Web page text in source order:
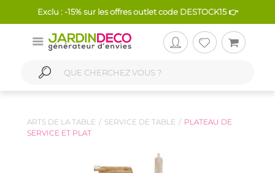
Exclu : -15% sur les offres outlet code DESTOCK15 👉
ARTS DE LA TABLE SERVICE DE TABLE
PLATEAU DE
SERVICE ET PLAT